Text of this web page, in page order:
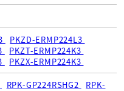
PKZD-ERMP224L3
PKZT-ERMP224K3
PKZX-ERMP224K3
RPK-GP224RSHG2
RPK-